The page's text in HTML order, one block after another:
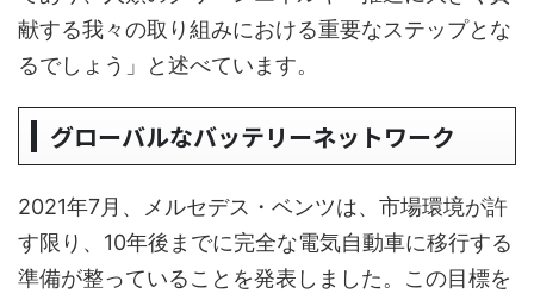
献する我々の取り組みにおける重要なステップとな
るでしょう」と述べています。
グローバルなバッテリーネットワーク
2021年7月、メルセデス・ベンツは、市場環境が許
す限り、10年後までに完全な電気自動車に移行する
準備が整っていることを発表しました。この目標を